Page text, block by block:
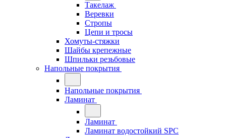
Такелаж
Веревки
Стропы
Цепи и тросы
Хомуты-стяжки
Шайбы крепежные
Шпильки резьбовые
Напольные покрытия
Напольные покрытия
Ламинат
Ламинат
Ламинат водостойкий SPC